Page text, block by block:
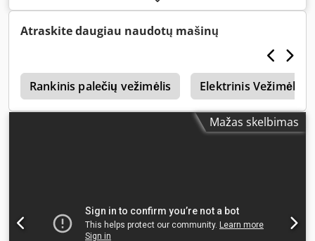
tipas:kitas, 5186955 Chjdpozfgcaofx Adtoa Serijos
numeris: FN974327 Galimas tarptautinis transportas /
teikiamos tarptautinės pristatymo paslaugos.
Atraskite daugiau naudotų mašinų
Rankinis palečių vežimėlis Elektrinis Vežimėlis
Mažas skelbimas